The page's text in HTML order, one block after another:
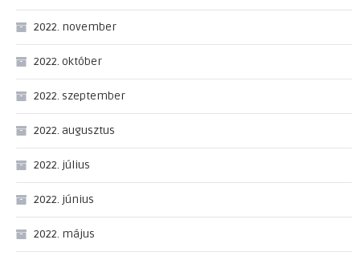
2022. november
2022. október
2022. szeptember
2022. augusztus
2022. július
2022. június
2022. május